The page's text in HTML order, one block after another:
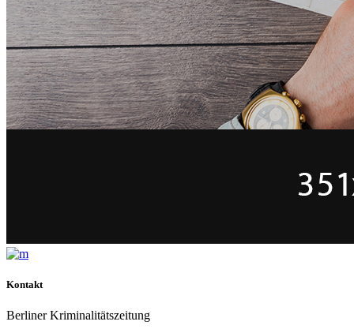
Kontakt
Berliner Kriminalitätszeitung